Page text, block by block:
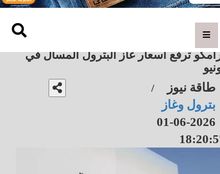
ترفع أسعار غاز البترول المسال في
طاقة نيوز /
بترول وغاز
2026-06-01